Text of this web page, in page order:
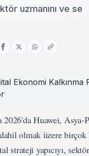
uzmanını ve se
Huawei, Asya-
olmak üzere birçok
strateji yapıcıyı,